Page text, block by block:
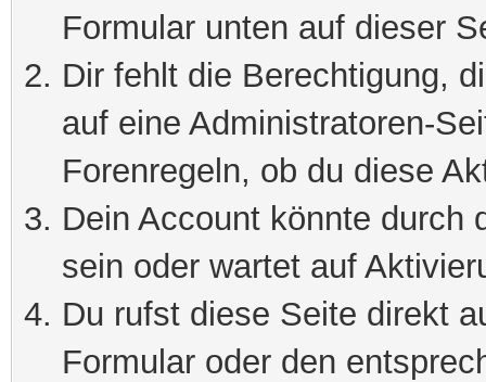
Formular unten auf dieser
Dir fehlt die Berechtigung,
auf eine Administratoren-
Forenregeln, ob du diese
Dein Account könnte durch
sein oder wartet auf
Du rufst diese Seite direkt
Formular oder den